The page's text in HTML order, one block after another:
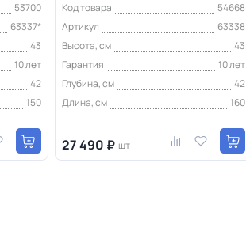
53700
63337*
43
10 лет
42
150
Код товара
54668
Артикул
63338
Высота, см
43
Гарантия
10 лет
Глубина, см
42
Длина, см
160
27 490 ₽ шт